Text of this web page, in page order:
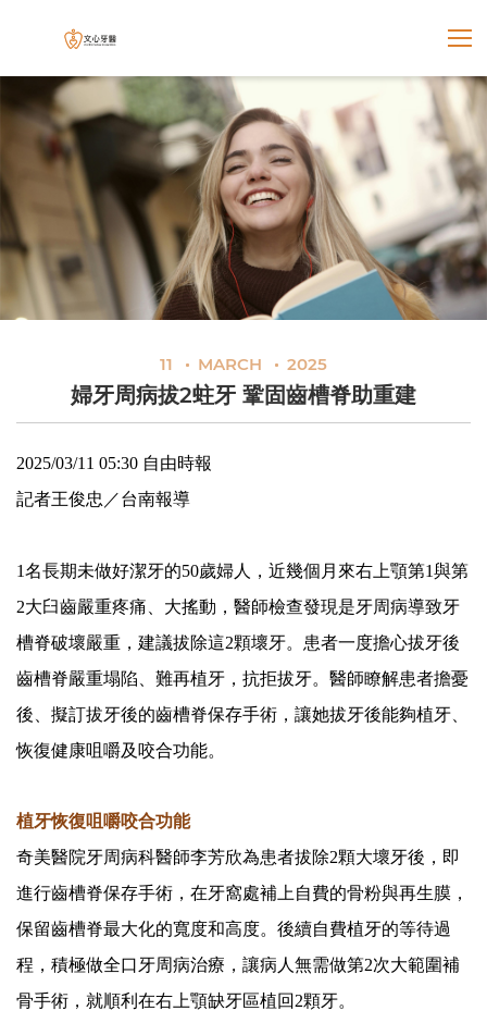
文心牙醫聯合診所
展開
11 MARCH 2025
婦牙周病拔2蛀牙 鞏固齒槽脊助重建
2025/03/11 05:30 自由時報
記者王俊忠／台南報導
1名長期未做好潔牙的50歲婦人，近幾個月來右上顎第1與第
2大臼齒嚴重疼痛、大搖動，醫師檢查發現是牙周病導致牙
槽脊破壞嚴重，建議拔除這2顆壞牙。患者一度擔心拔牙後
齒槽脊嚴重塌陷、難再植牙，抗拒拔牙。醫師瞭解患者擔憂
後、擬訂拔牙後的齒槽脊保存手術，讓她拔牙後能夠植牙、
恢復健康咀嚼及咬合功能。
植牙恢復咀嚼咬合功能
奇美醫院牙周病科醫師李芳欣為患者拔除2顆大壞牙後，即
進行齒槽脊保存手術，在牙窩處補上自費的骨粉與再生膜，
保留齒槽脊最大化的寬度和高度。後續自費植牙的等待過
程，積極做全口牙周病治療，讓病人無需做第2次大範圍補
骨手術，就順利在右上顎缺牙區植回2顆牙。